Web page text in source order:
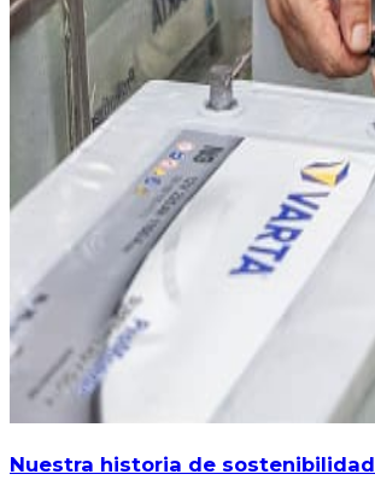
Nuestra historia de sostenibilidad